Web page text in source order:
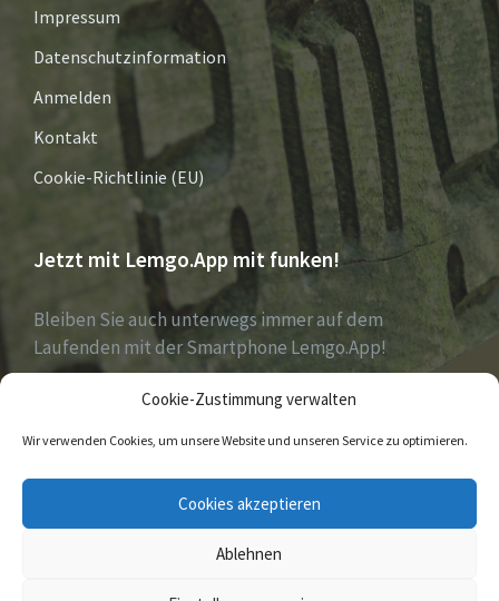
Cookie-Zustimmung verwalten
Wir verwenden Cookies, um unsere Website und unseren Service zu optimieren.
Cookies akzeptieren
Ablehnen
Impressum
Datenschutzinformation
Anmelden
Kontakt
Cookie-Richtlinie (EU)
Jetzt mit Lemgo.App mit funken!
Bleiben Sie auch unterwegs immer auf dem
Laufenden mit der Smartphone Lemgo.App!
Jetzt laden für iOS & Android
Facebook Twitter